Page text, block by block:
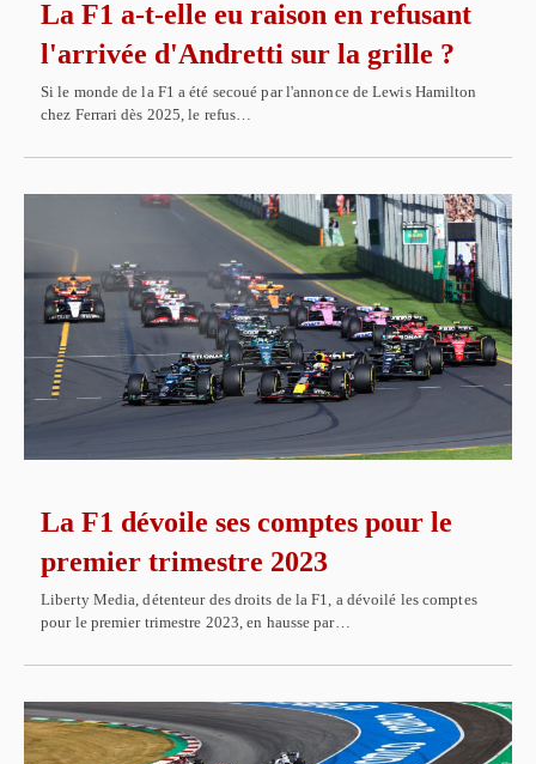
La F1 a-t-elle eu raison en refusant
l'arrivée d'Andretti sur la grille ?
Si le monde de la F1 a été secoué par l'annonce de Lewis Hamilton
chez Ferrari dès 2025, le refus…
La F1 dévoile ses comptes pour le
premier trimestre 2023
Liberty Media, détenteur des droits de la F1, a dévoilé les comptes
pour le premier trimestre 2023, en hausse par…